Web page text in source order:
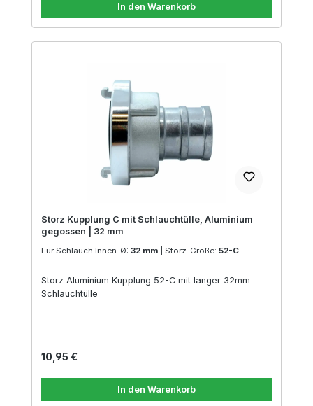
In den Warenkorb
Storz Kupplung C mit Schlauchtülle, Aluminium
gegossen | 32 mm
Für Schlauch Innen-Ø: 32 mm Storz-Größe: 52-C
Storz Aluminium Kupplung 52-C mit langer 32mm
Schlauchtülle
Regulärer Preis:
10,95 €
In den Warenkorb